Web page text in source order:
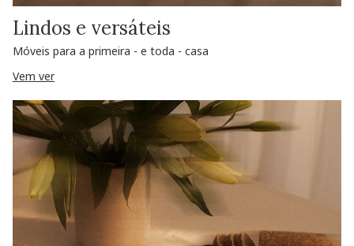
Lindos e versáteis
Móveis para a primeira - e toda - casa
Vem ver